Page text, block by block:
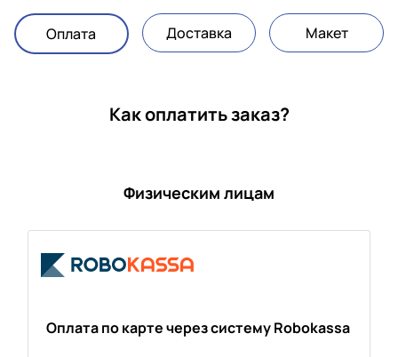
Оплата Доставка Макет
Как оплатить заказ?
Физическим лицам
Оплата по карте через систему Robokassa